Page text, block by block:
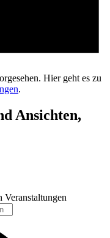
Hier geht es zu
.
Ansichten,
Veranstaltungen